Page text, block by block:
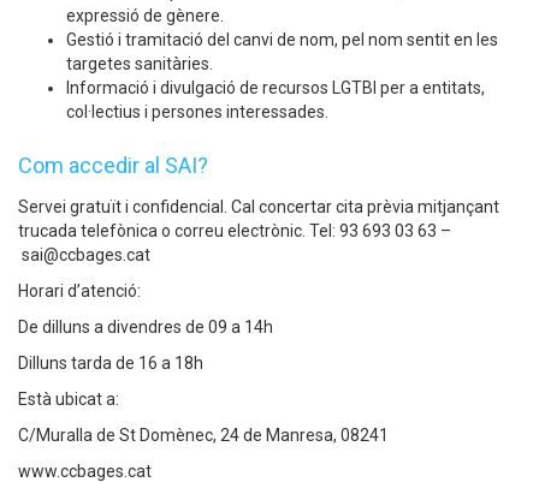
expressió de gènere.
Gestió i tramitació del canvi de nom, pel nom sentit en les
targetes sanitàries.
Informació i divulgació de recursos LGTBI per a entitats,
col·lectius i persones interessades.
Com accedir al SAI?
Servei gratuït i confidencial. Cal concertar cita prèvia mitjançant
trucada telefònica o correu electrònic. Tel: 93 693 03 63 –
sai@ccbages.cat
Horari d’atenció:
De dilluns a divendres de 09 a 14h
Dilluns tarda de 16 a 18h
Està ubicat a:
C/Muralla de St Domènec, 24 de Manresa, 08241
www.ccbages.cat